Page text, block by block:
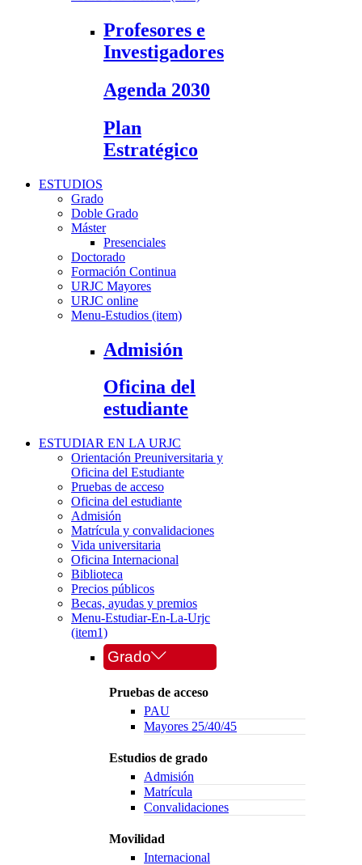
Profesores e
Investigadores
Agenda 2030
Plan
Estratégico
ESTUDIOS
Grado
Doble Grado
Máster
Presenciales
Doctorado
Formación Continua
URJC Mayores
URJC online
Menu-Estudios (item)
Admisión
Oficina del
estudiante
ESTUDIAR EN LA URJC
Orientación Preuniversitaria y
Oficina del Estudiante
Pruebas de acceso
Oficina del estudiante
Admisión
Matrícula y convalidaciones
Vida universitaria
Oficina Internacional
Biblioteca
Precios públicos
Becas, ayudas y premios
Menu-Estudiar-En-La-Urjc
(item1)
Grado
Pruebas de acceso
PAU
Mayores 25/40/45
Estudios de grado
Admisión
Matrícula
Convalidaciones
Movilidad
Internacional